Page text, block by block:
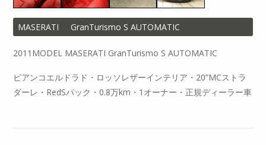
MASERATI GranTurismo S AUTOMATIC
2011MODEL MASERATI GranTurismo S AUTOMATIC
ビアンコエルドラド・ロッソレザーインテリア・20”MCストラ
ダーレ・RedSパック・0.8万km・1オーナー・正規ディーラー車